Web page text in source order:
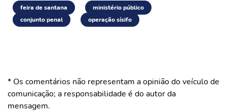
feira de santana
ministério público
conjunto penal
operação sísifo
* Os comentários não representam a opinião do veículo de
comunicação; a responsabilidade é do autor da
mensagem.